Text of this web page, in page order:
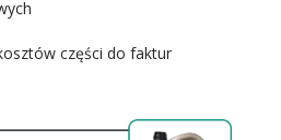
części do faktur